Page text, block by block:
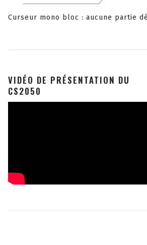
Curseur mono bloc : aucune partie
VIDÉO DE PRÉSENTATION DU
CS2050